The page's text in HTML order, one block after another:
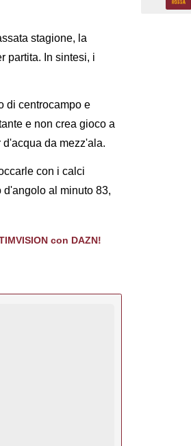
stagione, la
partita. In sintesi, i
di centrocampo e
e non crea gioco a
da mezz'ala.
con i calci
al minuto 83,
con DAZN!